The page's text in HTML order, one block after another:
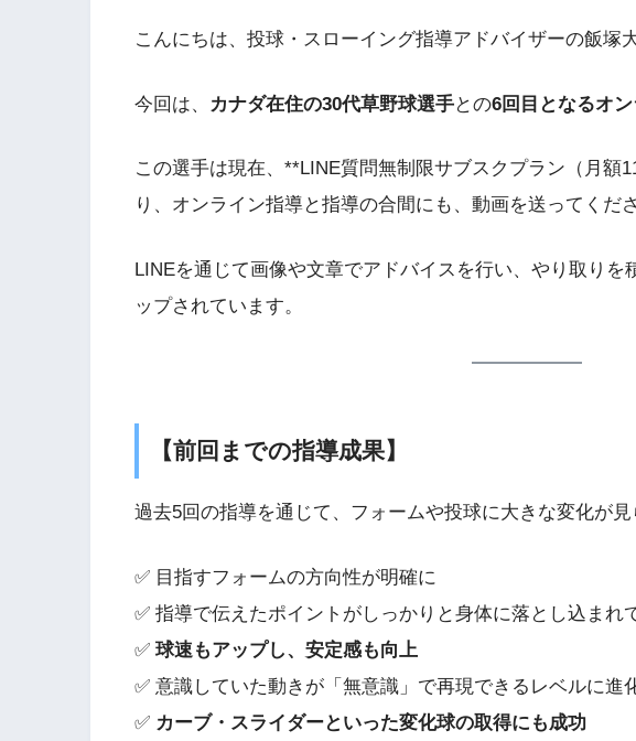
こんにちは、投球・スローイング指導アドバイザーの飯塚
今回は、 カナダ在住の30代草野球選手との6回目となるオ
この選手は現在、**LINE質問無制限サブスクプラン（月額
り、オンライン指導と指導の合間にも、動画を送ってくだ
LINEを通じて画像や文章でアドバイスを行い、やり取りを
ップされています。
【前回までの指導成果】
過去5回の指導を通じて、フォームや投球に大きな変化が見
✅ 目指すフォームの方向性が明確に
✅ 指導で伝えたポイントがしっかりと身体に落とし込まれ
✅ 球速もアップし、安定感も向上
✅ 意識していた動きが「無意識」で再現できるレベルに進
✅ カーブ・スライダーといった変化球の取得にも成功